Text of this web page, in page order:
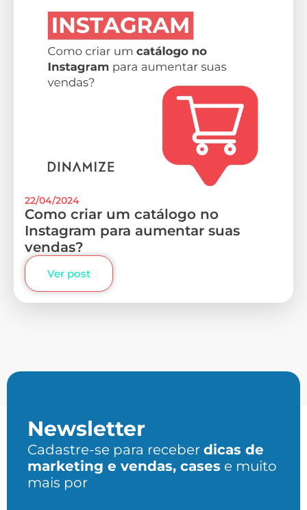
22/04/2024
Como criar um catálogo no
Instagram para aumentar suas
vendas?
Ver post
Newsletter
Cadastre-se para receber dicas de
marketing e vendas, cases e muito
mais por